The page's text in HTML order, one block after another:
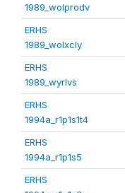
1989_wolprodv
ERHS
1989_wolxcly
ERHS
1989_wyrlvs
ERHS
1994a_r1p1s1t4
ERHS
1994a_r1p1s5
ERHS